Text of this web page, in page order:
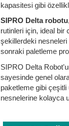
kapasitesi gibi
SIPRO Delta robotu,
rutinleri için, ideal bir
şekillerdeki nesneleri
sonraki paletleme
SIPRO Delta
sayesinde genel
paketleme gibi
nesnelerine kolayca